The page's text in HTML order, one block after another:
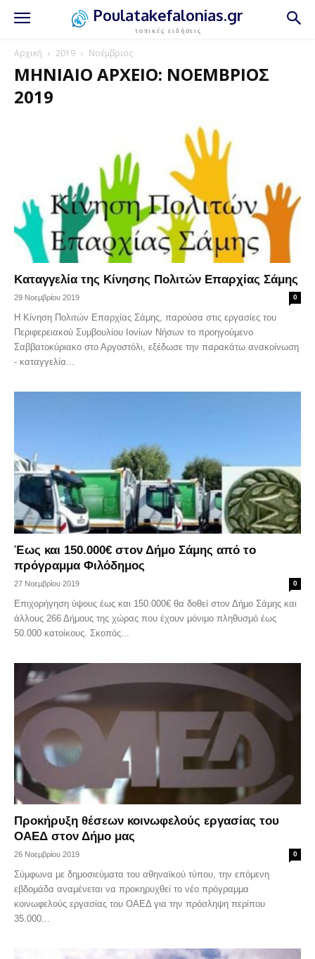
Poulatakefalonias.gr
τοπικές ειδήσεις
Αρχική 2019 Νοέμβριος
ΜΗΝΙΑΊΟ ΑΡΧΕΊΟ: ΝΟΈΜΒΡΙΟΣ
2019
Καταγγελία της Κίνησης Πολιτών Επαρχίας Σάμης
29 Νοεμβρίου 2019 0
Η Κίνηση Πολιτών Επαρχίας Σάμης, παρούσα στις εργασίες του
Περιφερειακού Συμβουλίου Ιονίων Νήσων το προηγούμενο
Σαββατοκύριακο στο Αργοστόλι, εξέδωσε την παρακάτω ανακοίνωση
- καταγγελία...
Έως και 150.000€ στον Δήμο Σάμης από το
πρόγραμμα Φιλόδημος
27 Νοεμβρίου 2019 0
Επιχορήγηση ύψους έως και 150.000€ θα δοθεί στον Δήμο Σάμης και
άλλους 266 Δήμους της χώρας που έχουν μόνιμο πληθυσμό έως
50.000 κατοίκους. Σκοπός...
Προκήρυξη θέσεων κοινωφελούς εργασίας του
ΟΑΕΔ στον Δήμο μας
26 Νοεμβρίου 2019 0
Σύμφωνα με δημοσιεύματα του αθηναϊκού τύπου, την επόμενη
εβδομάδα αναμένεται να προκηρυχθεί το νέο πρόγραμμα
κοινωφελούς εργασίας του ΟΑΕΔ για την πρόσληψη περίπου
35.000...